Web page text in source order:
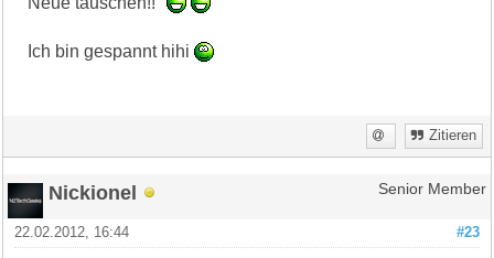
Ich bin gespannt hihi
Zitieren
Nickionel Senior Member
#23
22.02.2012, 16:44